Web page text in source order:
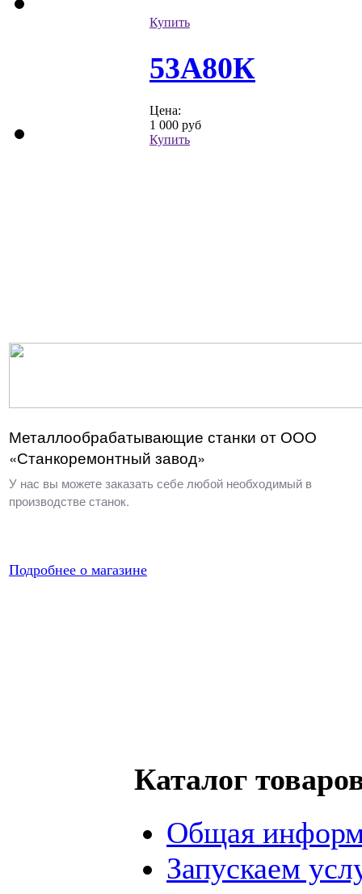
Купить
53А80К
Цена:
1 000 руб
Купить
Металлообрабатывающие станки от ООО
«Станкоремонтный завод»
У нас вы можете заказать себе любой необходимый в
производстве станок.
Подробнее о магазине
Каталог
Общая
Запускаем